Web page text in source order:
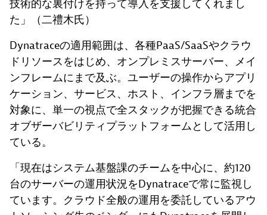
技術的な裏付けを持って導入を支援してくれまし
た」（二禮木氏）
Dynatraceの適用範囲は、各種PaaS/SaaSやクラウ
ドリソースをはじめ、オンプレミスサーバー、メイ
ンフレームにまで及ぶ。ユーザーの操作からアプリ
ケーション、サービス、ホスト、インフラ層までを
対象に、単一の視点で全スタックが把握できる統合
オブザーバビリティプラットフォームとして活用し
ている。
「現在はシステム基盤課のチームを中心に、約120
台のサーバーの運用状況をDynatraceで常に監視し
ています。クラウド全般の運用を委託しているアウ